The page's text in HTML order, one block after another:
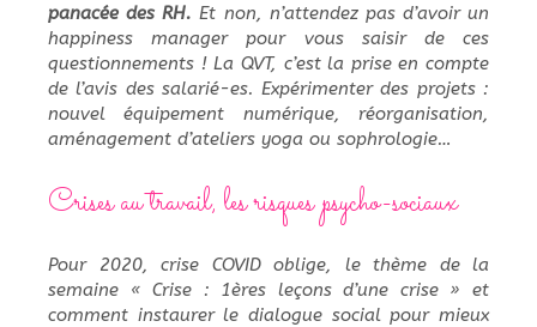
panacée des RH. Et non, n’attendez pas d’avoir un
happiness manager pour vous saisir de ces
questionnements ! La QVT, c’est la prise en compte
de l’avis des salarié-es. Expérimenter des projets :
nouvel équipement numérique, réorganisation,
aménagement d’ateliers yoga ou sophrologie…
Crises au travail, les risques psycho-sociaux
Pour 2020, crise COVID oblige, le thème de la
semaine « Crise : 1ères leçons d’une crise » et
comment instaurer le dialogue social pour mieux